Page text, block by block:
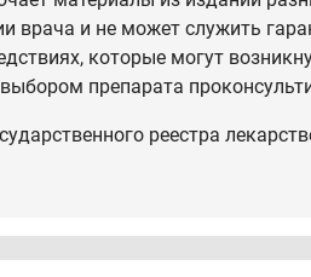
врача и не может служить
которые могут
препарата
реестра